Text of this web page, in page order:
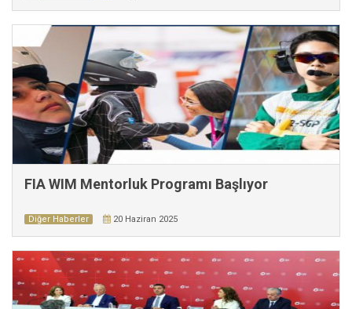
FIA WIM Mentorluk Programı Başlıyor
Diğer Haberler 20 Haziran 2025